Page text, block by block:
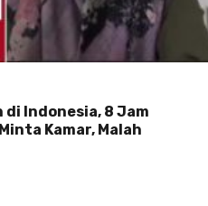
Indonesia, 8 Jam
Kamar, Malah